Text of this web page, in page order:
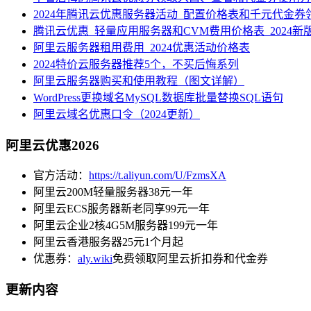
2024年腾讯云优惠服务器活动_配置价格表和千元代金券
腾讯云优惠_轻量应用服务器和CVM费用价格表_2024新
阿里云服务器租用费用_2024优惠活动价格表
2024特价云服务器推荐5个，不买后悔系列
阿里云服务器购买和使用教程（图文详解）
WordPress更换域名MySQL数据库批量替换SQL语句
阿里云域名优惠口令（2024更新）
阿里云优惠2026
官方活动： https://t.aliyun.com/U/FzmsXA
阿里云200M轻量服务器38元一年
阿里云ECS服务器新老同享99元一年
阿里云企业2核4G5M服务器199元一年
阿里云香港服务器25元1个月起
优惠券： aly.wiki免费领取阿里云折扣券和代金券
更新内容